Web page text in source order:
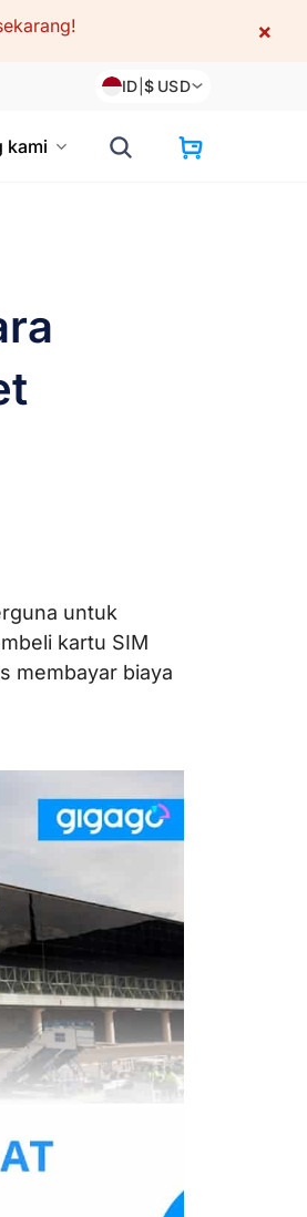
×
ID |$ USD
kami
untuk
kartu SIM
membayar biaya